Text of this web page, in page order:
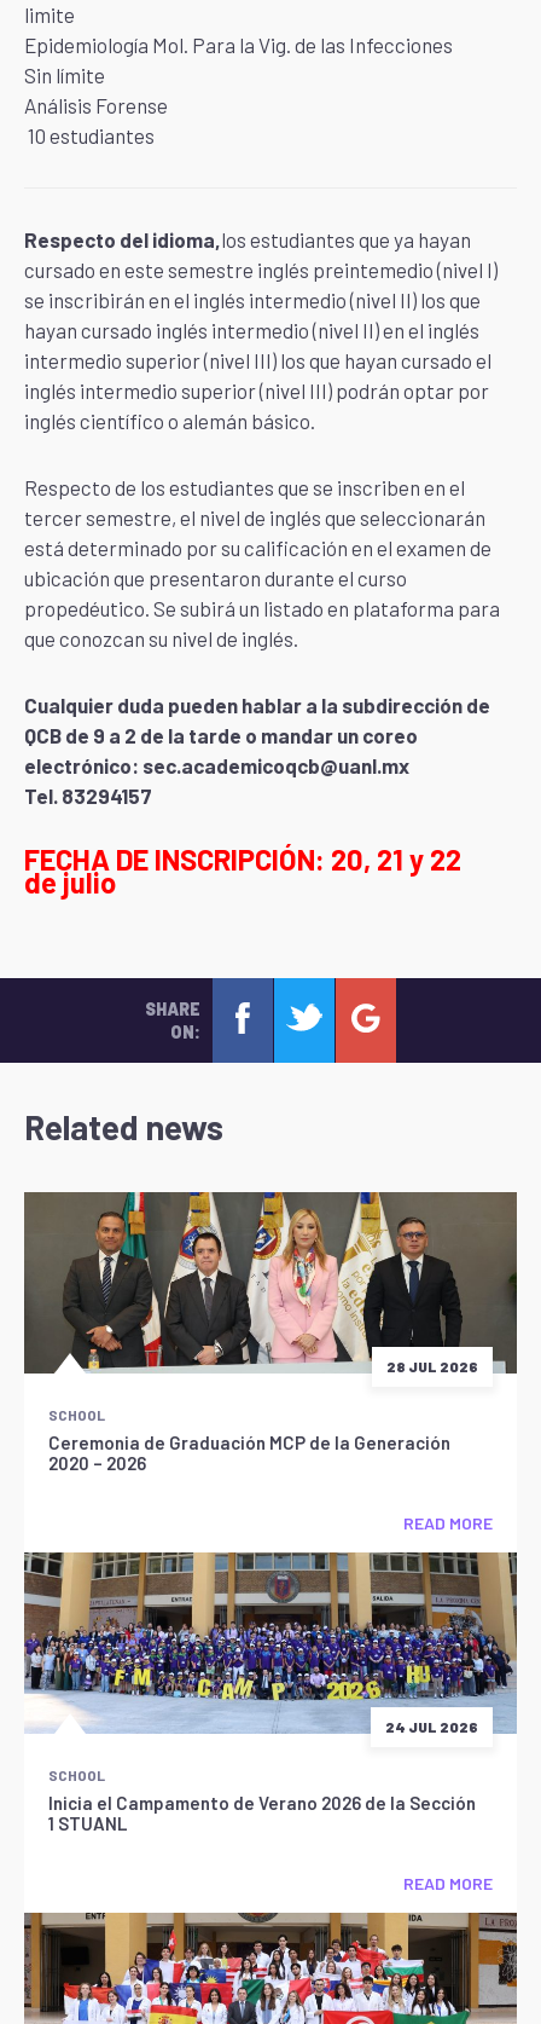
limite
Epidemiología Mol. Para la Vig. de las Infecciones
Sin límite
Análisis Forense
10 estudiantes
Respecto del idioma,los estudiantes que ya hayan
cursado en este semestre inglés preintemedio (nivel I)
se inscribirán en el inglés intermedio (nivel II) los que
hayan cursado inglés intermedio (nivel II) en el inglés
intermedio superior (nivel III) los que hayan cursado el
inglés intermedio superior (nivel III) podrán optar por
inglés científico o alemán básico.
Respecto de los estudiantes que se inscriben en el
tercer semestre, el nivel de inglés que seleccionarán
está determinado por su calificación en el examen de
ubicación que presentaron durante el curso
propedéutico. Se subirá un listado en plataforma para
que conozcan su nivel de inglés.
Cualquier duda pueden hablar a la subdirección de
QCB de 9 a 2 de la tarde o mandar un coreo
electrónico: sec.academicoqcb@uanl.mx
Tel. 83294157
FECHA DE INSCRIPCIÓN: 20, 21 y 22
de julio
SHARE
ON:
Related news
28 JUL 2026
SCHOOL
Ceremonia de Graduación MCP de la Generación
2020 – 2026
READ MORE
24 JUL 2026
SCHOOL
Inicia el Campamento de Verano 2026 de la Sección
1 STUANL
READ MORE